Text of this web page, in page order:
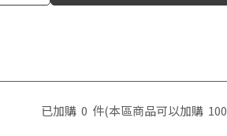
已加購 0 件(本區商品可以加購 100